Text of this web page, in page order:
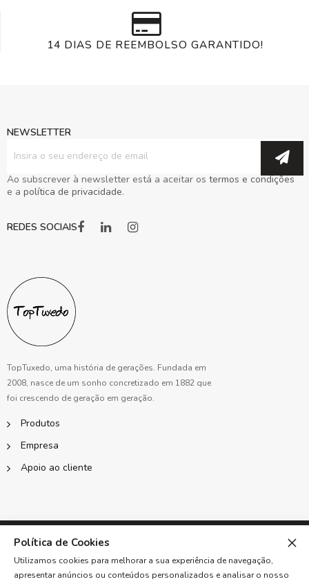
Política de Cookies
Utilizamos cookies para melhorar a sua experiência de navegação,
apresentar anúncios ou conteúdos personalizados e analisar o nosso
14 DIAS DE REEMBOLSO GARANTIDO!
NEWSLETTER
Newsletter:
Ao subscrever à newsletter está a aceitar os termos e condições
e a política de privacidade.
REDES SOCIAIS
TopTuxedo, uma história de gerações. Fundada em
2008, nasce de um sonho concretizado em 1882 que
foi crescendo de geração em geração.
Produtos
Empresa
Apoio ao cliente
©2023 TODOS OS DIREITOS RESERVADOS A TOPTUXEDO, S.A. - GROWONWEB BY